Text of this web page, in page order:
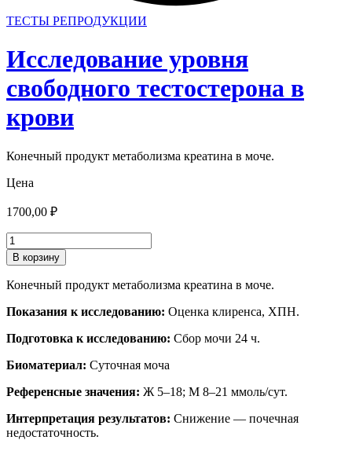
ТЕСТЫ РЕПРОДУКЦИИ
Исследование уровня
свободного тестостерона в
крови
Конечный продукт метаболизма креатина в моче.
Цена
1700,00 ₽
Количество
товара
Исследование
уровня
тестостерона
крови
В корзину
Конечный продукт метаболизма креатина в моче.
Показания к исследованию: Оценка клиренса, ХПН.
Подготовка к исследованию: Сбор мочи 24 ч.
Биоматериал: Суточная моча
Референсные значения: Ж 5–18; М 8–21 ммоль/сут.
Интерпретация результатов: Снижение — почечная
недостаточность.